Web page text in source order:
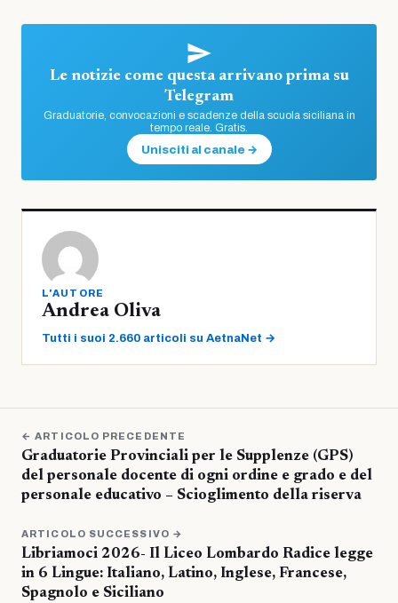
Le notizie come questa arrivano prima su
Telegram
Graduatorie, convocazioni e scadenze della scuola siciliana in
tempo reale. Gratis.
Unisciti al canale →
L'AUTORE
Andrea Oliva
Tutti i suoi 2.660 articoli su AetnaNet →
← ARTICOLO PRECEDENTE
Graduatorie Provinciali per le Supplenze (GPS)
del personale docente di ogni ordine e grado e del
personale educativo – Scioglimento della riserva
ARTICOLO SUCCESSIVO →
Libriamoci 2026- Il Liceo Lombardo Radice legge
in 6 Lingue: Italiano, Latino, Inglese, Francese,
Spagnolo e Siciliano